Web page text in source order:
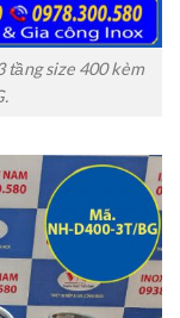
tầng size 400 kèm